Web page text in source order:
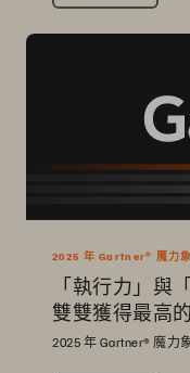
2025 年 Gartner® 魔力
「執行力」與
雙雙獲得最高
2025 年 Gartner® 魔力